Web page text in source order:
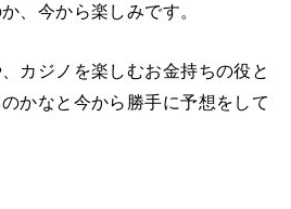
、今から楽しみです。
カジノを楽しむお金持ちの役と
かなと今から勝手に予想をして